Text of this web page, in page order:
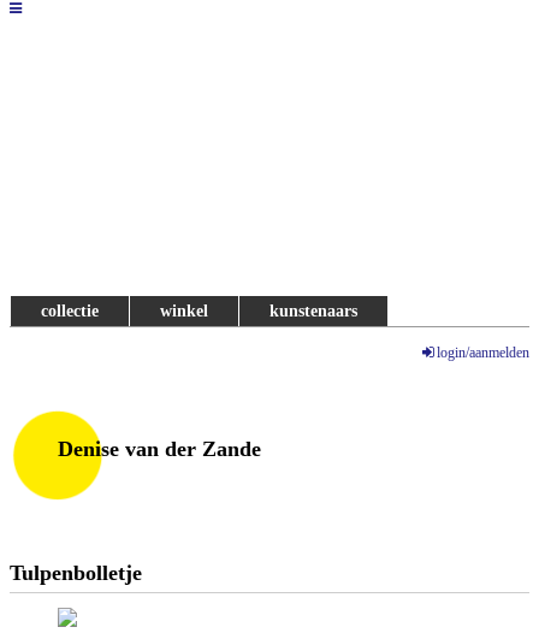
collectie winkel kunstenaars
login/aanmelden
Denise van der Zande
Tulpenbolletje